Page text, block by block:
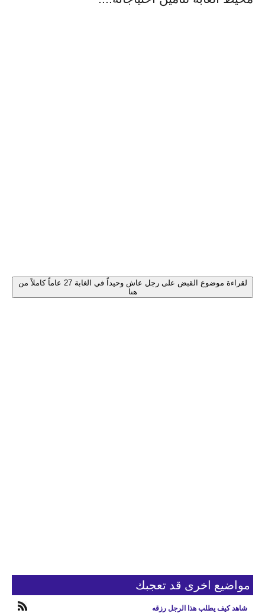
لقراءة موضوع القبض على رجل عاش وحيداً في الغابة 27 عاماً كاملاً من
هنا
مواضيع اخرى قد تعجبك
شاهد كيف يطلب هذا الرجل رزقه